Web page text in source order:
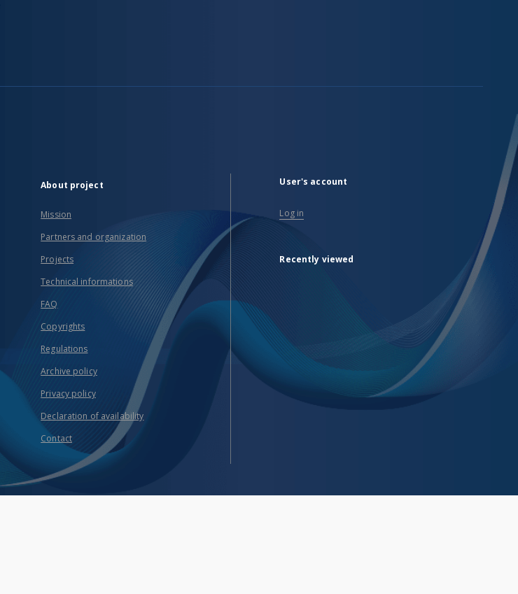
About project
Mission
Partners and organization
Projects
Technical informations
FAQ
Copyrights
Regulations
Archive policy
Privacy policy
Declaration of availability
Contact
User's account
Log in
Recently viewed